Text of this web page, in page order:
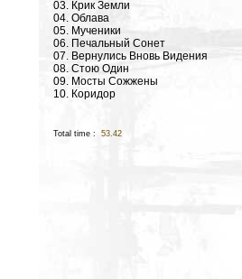
03. Крик Земли
04. Облава
05. Мученики
06. Печальный Сонет
07. Вернулись Вновь Видения
08. Стою Один
09. Мосты Сожжены
10. Коридор
Total time : 53.42